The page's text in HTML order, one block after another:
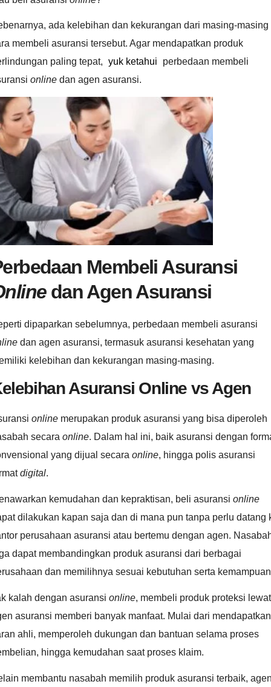
ada kelebihan dan kekurangan dari masing-masing
membeli asuransi tersebut. Agar mendapatkan produk
paling tepat, yuk ketahui
perbedaan membeli
online dan agen asuransi.
Membeli Asuransi
dan Agen Asuransi
dipaparkan sebelumnya, perbedaan membeli asuransi
dan agen asuransi, termasuk asuransi kesehatan yang
kelebihan dan kekurangan masing-masing.
Asuransi Online vs Agen
online merupakan produk asuransi yang bisa diperoleh
secara online. Dalam hal ini, baik asuransi dengan
yang dijual secara online, hingga polis asuransi
digital.
kemudahan dan kepraktisan, beli asuransi online
dilakukan kapan saja dan di mana pun tanpa perlu datang
perusahaan asuransi atau bertemu dengan agen.
dapat membandingkan produk asuransi dari berbagai
dan memilihnya sesuai kebutuhan serta
kalah dengan asuransi online, membeli produk proteksi lewat
asuransi memberi banyak manfaat. Mulai dari mendapatkan
ahli, memperoleh dukungan dan bantuan selama proses
hingga kemudahan saat proses klaim.
membantu nasabah memilih produk asuransi terbaik,